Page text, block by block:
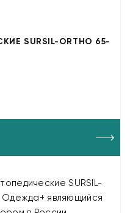
SURSIL-ORTHO 65-